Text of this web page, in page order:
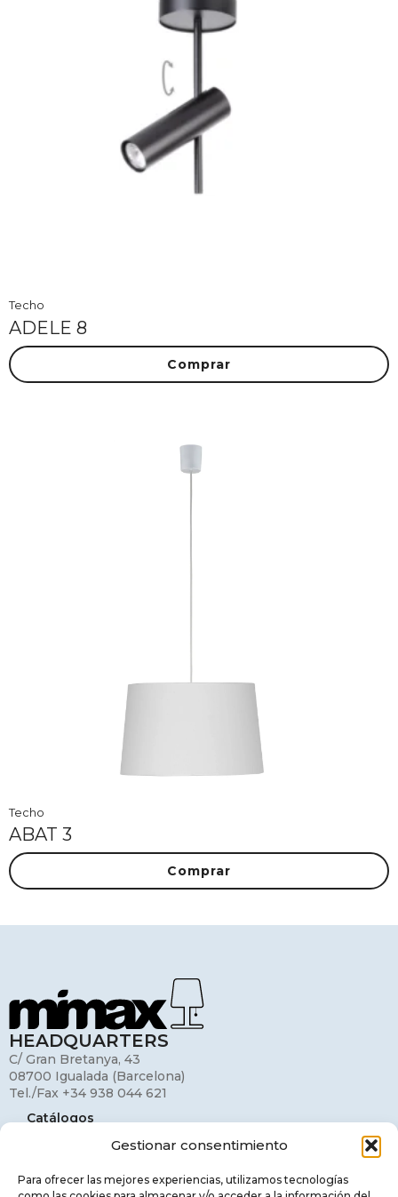
Gestionar consentimiento
Para ofrecer las mejores experiencias, utilizamos tecnologías
Techo
ADELE 8
Comprar
Techo
ABAT 3
Comprar
HEADQUARTERS
C/ Gran Bretanya, 43
08700 Igualada (Barcelona)
Tel./Fax +34 938 044 621
Catálogos
Contacto